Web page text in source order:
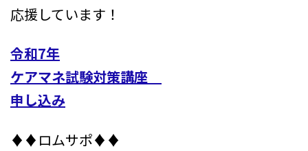
応援しています！
令和7年
ケアマネ試験対策講座
申し込み
♦♦ロムサポ♦♦